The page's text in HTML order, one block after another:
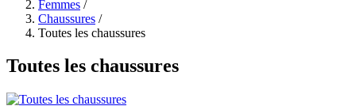
Femmes /
Chaussures /
Toutes les chaussures
Toutes les chaussures